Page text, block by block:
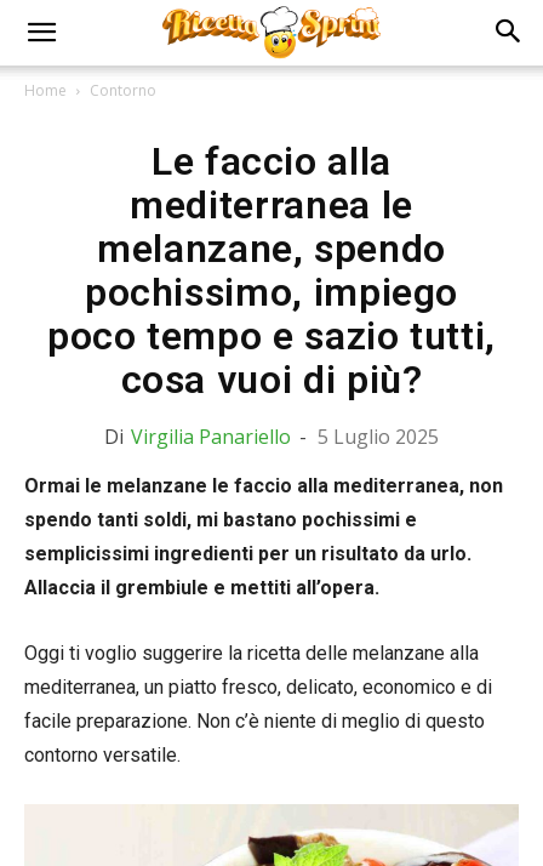
Home Contorno
Le faccio alla
mediterranea le
melanzane, spendo
pochissimo, impiego
poco tempo e sazio tutti,
cosa vuoi di più?
Di Virgilia Panariello - 5 Luglio 2025
Ormai le melanzane le faccio alla mediterranea, non
spendo tanti soldi, mi bastano pochissimi e
semplicissimi ingredienti per un risultato da urlo.
Allaccia il grembiule e mettiti all’opera.
Oggi ti voglio suggerire la ricetta delle melanzane alla
mediterranea, un piatto fresco, delicato, economico e di
facile preparazione. Non c’è niente di meglio di questo
contorno versatile.